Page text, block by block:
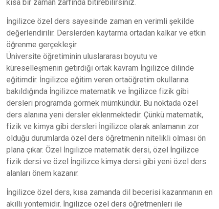
kısa bir zaman zarfında bitirebilirsiniz.
İngilizce özel ders sayesinde zaman en verimli şekilde
değerlendirilir. Derslerden kaytarma ortadan kalkar ve etkin
öğrenme gerçekleşir.
Üniversite öğretiminin uluslararası boyutu ve
küreselleşmenin getirdiği ortak kavram İngilizce dilinde
eğitimdir. İngilizce eğitim veren ortaöğretim okullarına
bakıldığında İngilizce matematik ve İngilizce fizik gibi
dersleri programda görmek mümkündür. Bu noktada özel
ders alanına yeni dersler eklenmektedir. Çünkü matematik,
fizik ve kimya gibi dersleri İngilizce olarak anlamanın zor
olduğu durumlarda özel ders öğretmenin nitelikli olması ön
plana çıkar. Özel İngilizce matematik dersi, özel İngilizce
fizik dersi ve özel İngilizce kimya dersi gibi yeni özel ders
alanları önem kazanır.
İngilizce özel ders, kısa zamanda dil becerisi kazanmanın en
akıllı yöntemidir. İngilizce özel ders öğretmenleri ile